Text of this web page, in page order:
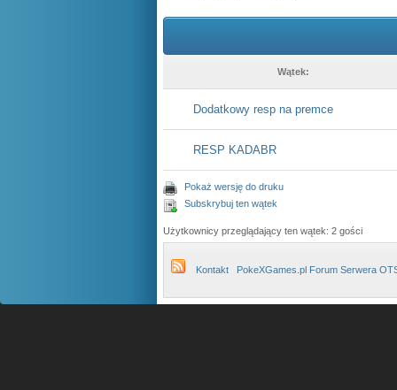
Wątek:
Dodatkowy resp na premce
RESP KADABR
Pokaż wersję do druku
Subskrybuj ten wątek
Użytkownicy przeglądający ten wątek: 2 gości
Kontakt PokeXGames.pl Forum Serwera